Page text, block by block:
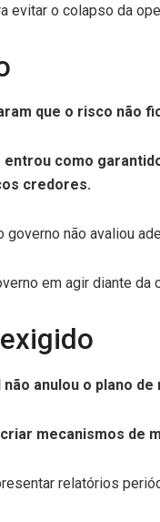
evitar o colapso da
que o risco não
como
credores.
governo não avaliou
em agir diante
anulou o plano
mecanismos
relatórios